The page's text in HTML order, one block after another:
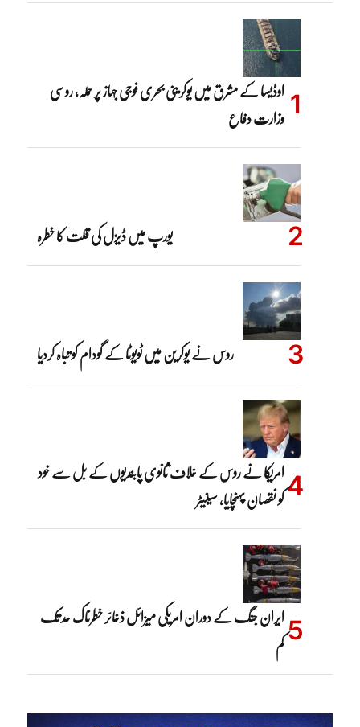
اوڈیسا کے مشرق میں یوکرینی بحری فوجی جہاز پر حملہ، روسی
وزارت دفاع
یورپ میں ڈیزل کی قلت کا خطرہ
روس نے یوکرین میں ٹویوٹا کے گودام کو تباہ کردیا
امریکا نے روس کے خلاف ثانوی پابندیوں کے بل سے خود
کو نقصان پہنچایا، سینیٹر
ایران جنگ کے دوران امریکی میزائل ذخائر خطرناک حد تک
کم